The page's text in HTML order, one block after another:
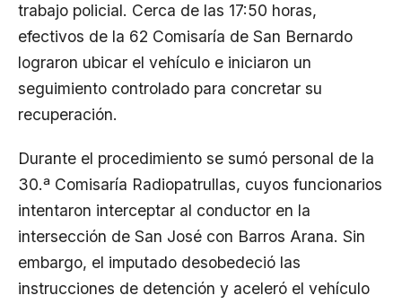
trabajo policial. Cerca de las 17:50 horas,
efectivos de la 62 Comisaría de San Bernardo
lograron ubicar el vehículo e iniciaron un
seguimiento controlado para concretar su
recuperación.
Durante el procedimiento se sumó personal de la
30.ª Comisaría Radiopatrullas, cuyos funcionarios
intentaron interceptar al conductor en la
intersección de San José con Barros Arana. Sin
embargo, el imputado desobedeció las
instrucciones de detención y aceleró el vehículo